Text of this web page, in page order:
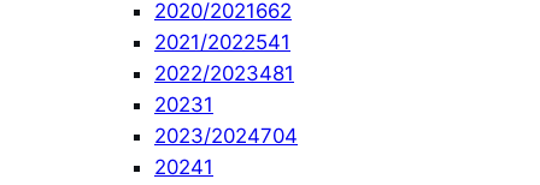
2020/2021662
2021/2022541
2022/2023481
20231
2023/2024704
20241